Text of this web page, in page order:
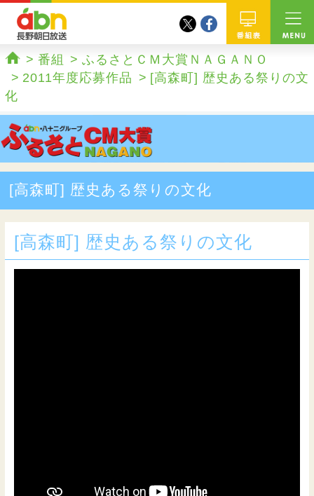
twitterfacebook
ホーム
番組
ふるさとＣＭ大賞ＮＡＧＡＮＯ
2011年度応募作品
[高森町] 歴史ある祭りの文
化
[高森町] 歴史ある祭りの文化
[高森町] 歴史ある祭りの文化